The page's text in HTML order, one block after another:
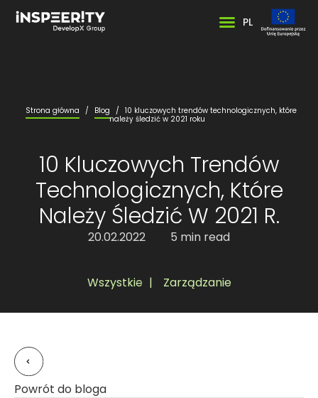
PL
Strona główna / Blog / 10 kluczowych trendów technologicznych, które
należy śledzić w 2021 roku
10 Kluczowych Trendów
Technologicznych, Które
Należy Śledzić W 2021 R.
20.02.2022 5 min read
Wszystkie Zarządzanie
Powrót do bloga